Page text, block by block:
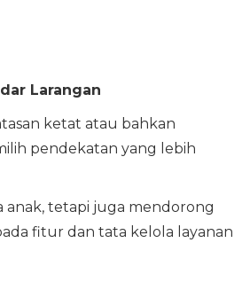
Larangan
ketat atau bahkan
pendekatan yang lebih
tetapi juga mendorong
fitur dan tata kelola layanan